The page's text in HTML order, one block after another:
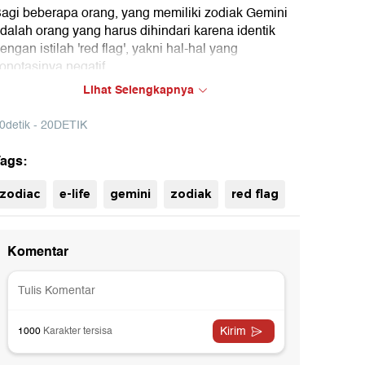
beberapa orang, yang memiliki zodiak Gemini
orang yang harus dihindari karena identik
istilah 'red flag', yakni hal-hal yang
negatif.
Lantas, Apa yang menyebabkan zodiak Gemini
'musuh' bagi banyak orang? Dan apakah
masyarakat tentang zodiak Gemini ini
Lihat Selengkapnya
- 20DETIK
zodiac e-life gemini zodiak red flag